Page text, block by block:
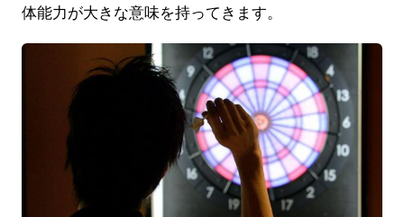
体能力が大きな意味を持ってきます。